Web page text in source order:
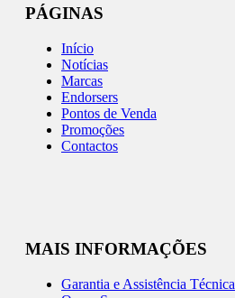
PÁGINAS
Início
Notícias
Marcas
Endorsers
Pontos de Venda
Promoções
Contactos
MAIS INFORMAÇÕES
Garantia e Assistência Técnica